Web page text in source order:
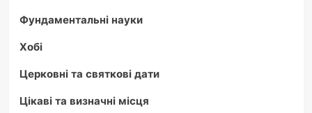
Фундаментальні науки
Хобі
Церковні та святкові дати
Цікаві та визначні місця